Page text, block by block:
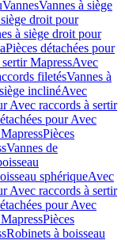
VannesVannes à siège
droit pour
à siège droit pour
Pièces détachées pour
MapressAvec
filetésVannes à
inclinéAvec
Avec raccords à sertir
pour Avec
Pièces
Vannes de
sphériqueAvec
Avec raccords à sertir
pour Avec
Pièces
Robinets à boisseau